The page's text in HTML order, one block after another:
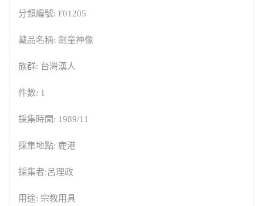
分類編號: F01205
藏品名稱: 劍童神像
族群: 台灣漢人
件數: 1
採集時間: 1989/11
採集地點: 鹿港
採集者:呂理政
用途: 宗教用具